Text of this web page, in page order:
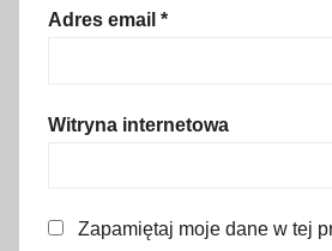
Adres email *
Witryna internetowa
Zapamiętaj moje dane w tej